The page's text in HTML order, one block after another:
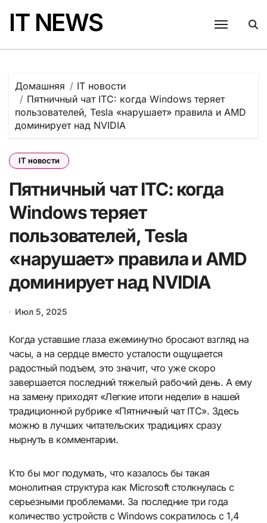
содержанию
IT NEWS
Домашняя
IT новости
Пятничный чат ITC: когда Windows теряет
пользователей, Tesla «нарушает» правила и AMD
доминирует над NVIDIA
IT новости
Пятничный чат ITC: когда
Windows теряет
пользователей, Tesla
«нарушает» правила и AMD
доминирует над NVIDIA
Июл 5, 2025
Когда уставшие глаза ежеминутно бросают взгляд на
часы, а на сердце вместо усталости ощущается
радостный подъем, это значит, что уже скоро
завершается последний тяжелый рабочий день. А ему
на замену приходят «Легкие итоги недели» в нашей
традиционной рубрике «Пятничный чат ITC». Здесь
можно в лучших читательских традициях сразу
нырнуть в комментарии.
Кто бы мог подумать, что казалось бы такая
монолитная структура как Microsoft столкнулась с
серьезными проблемами. За последние три года
количество устройств с Windows сократилось с 1,4